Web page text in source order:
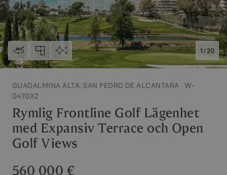
1 / 20
GUADALMINA ALTA, SAN PEDRO DE ALCANTARA · W-
0470XZ
Rymlig Frontline Golf Lägenhet
med Expansiv Terrace och Open
Golf Views
560 000 €